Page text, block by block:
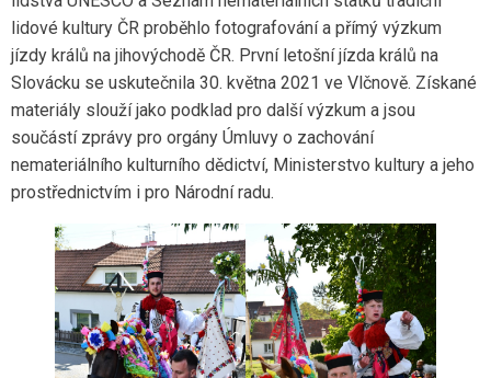
lidové kultury ČR proběhlo fotografování a přímý výzkum
jízdy králů na jihovýchodě ČR. První letošní jízda králů na
Slovácku se uskutečnila 30. května 2021 ve Vlčnově. Získané
materiály slouží jako podklad pro další výzkum a jsou
součástí zprávy pro orgány Úmluvy o zachování
nemateriálního kulturního dědictví, Ministerstvo kultury a jeho
prostřednictvím i pro Národní radu.